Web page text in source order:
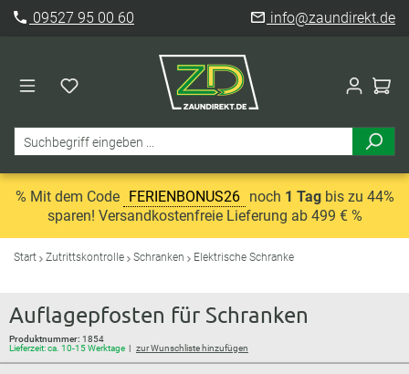
09527 95 00 60 info@zaundirekt.de
% Mit dem Code FERIENBONUS26 noch 1 Tagbis zu 44%
sparen! Versandkostenfreie Lieferung ab 499 € %
Start Zutrittskontrolle Schranken Elektrische Schranke
Auflagepfosten für Schranken
Produktnummer: 1854
Lieferzeit: ca. 10-15 Werktage
zur Wunschliste hinzufügen